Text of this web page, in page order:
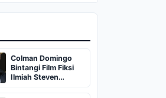
Colman Domingo
Bintangi Film Fiksi
Ilmiah Steven
Spielberg Disclosure
Day